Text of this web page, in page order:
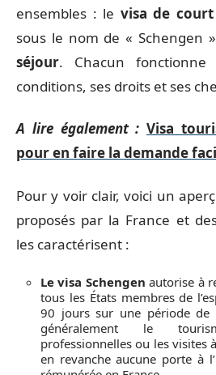
ensembles : le visa de
sous le nom de « Schengen
séjour. Chacun fonctionne
conditions, ses droits et ses
A lire également : Visa
pour en faire la demande
Pour y voir clair, voici un
proposés par la France et
les caractérisent :
Le visa Schengen autorise à
tous les États membres de
90 jours sur une période de
généralement le
professionnelles ou les visites
en revanche aucune porte à